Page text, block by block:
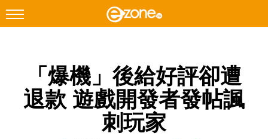
Facebook Instagram
科技焦點
「爆機」後給好評卻遭
退款 遊戲開發者發帖諷
刺玩家